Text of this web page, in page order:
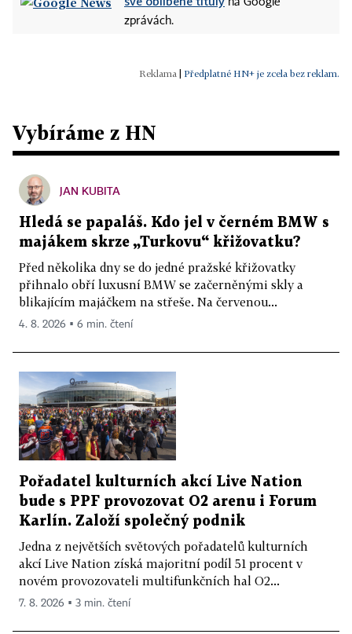
na Google
zprávách.
Předplatné HN+ je zcela bez reklam.
Vybíráme z HN
JAN KUBITA
Hledá se papaláš. Kdo jel v černém BMW s
majákem skrze „Turkovu“ křižovatku?
Před několika dny se do jedné pražské křižovatky
přihnalo obří luxusní BMW se začerněnými skly a
blikajícím majáčkem na střeše. Na červenou...
4. 8. 2026 ▪ 6 min. čtení
Pořadatel kulturních akcí Live Nation
bude s PPF provozovat O2 arenu i Forum
Karlín. Založí společný podnik
Jedna z největších světových pořadatelů kulturních
akcí Live Nation získá majoritní podíl 51 procent v
novém provozovateli multifunkčních hal O2...
7. 8. 2026 ▪ 3 min. čtení